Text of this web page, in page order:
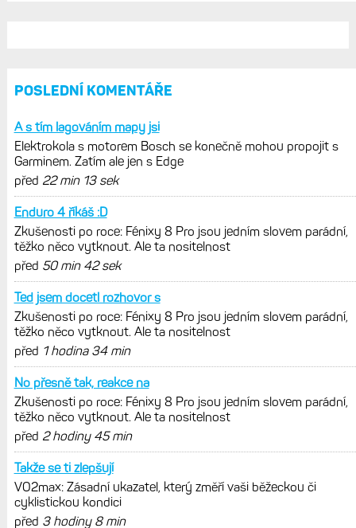
vytknout. Ale ta nositelnost
Zaměření zátěže: Hodnotí, zda je váš
trénink produktivní a jestli se nachází
v optimálních oblastech
Garmin poprvé překonal hranici
300 dolarů. Cena akcií za devět
měsíců výrazně vzrostla
Elektrokola s motorem Bosch se
konečně mohou propojit s Garminem.
Zatím ale jen s Edge
Model Fénix 9 ve třech variantách.
Základ, Pro a inReach. Přijde i menší
verze 43 mm a také solární MIP